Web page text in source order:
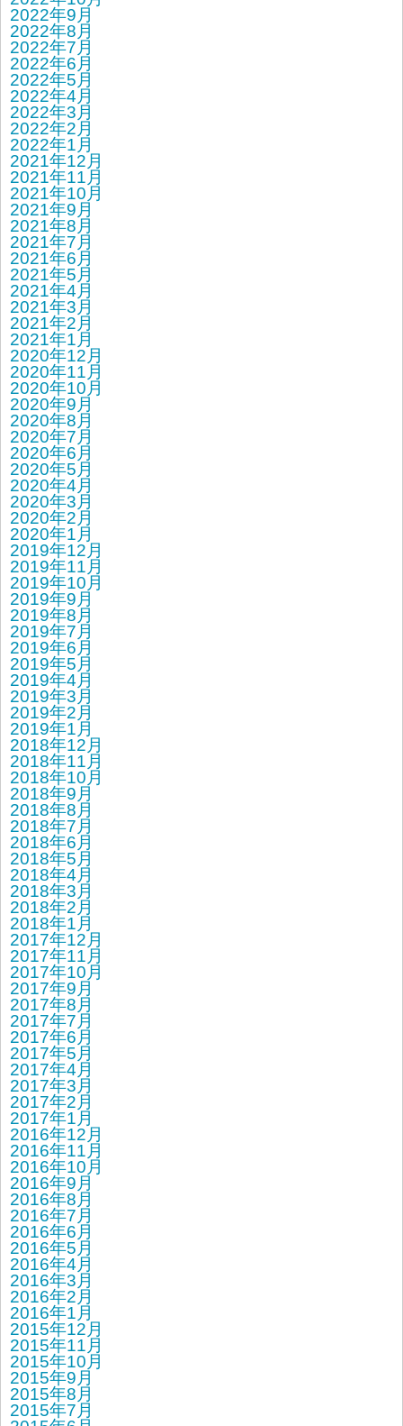
2022年9月
2022年8月
2022年7月
2022年6月
2022年5月
2022年4月
2022年3月
2022年2月
2022年1月
2021年12月
2021年11月
2021年10月
2021年9月
2021年8月
2021年7月
2021年6月
2021年5月
2021年4月
2021年3月
2021年2月
2021年1月
2020年12月
2020年11月
2020年10月
2020年9月
2020年8月
2020年7月
2020年6月
2020年5月
2020年4月
2020年3月
2020年2月
2020年1月
2019年12月
2019年11月
2019年10月
2019年9月
2019年8月
2019年7月
2019年6月
2019年5月
2019年4月
2019年3月
2019年2月
2019年1月
2018年12月
2018年11月
2018年10月
2018年9月
2018年8月
2018年7月
2018年6月
2018年5月
2018年4月
2018年3月
2018年2月
2018年1月
2017年12月
2017年11月
2017年10月
2017年9月
2017年8月
2017年7月
2017年6月
2017年5月
2017年4月
2017年3月
2017年2月
2017年1月
2016年12月
2016年11月
2016年10月
2016年9月
2016年8月
2016年7月
2016年6月
2016年5月
2016年4月
2016年3月
2016年2月
2016年1月
2015年12月
2015年11月
2015年10月
2015年9月
2015年8月
2015年7月